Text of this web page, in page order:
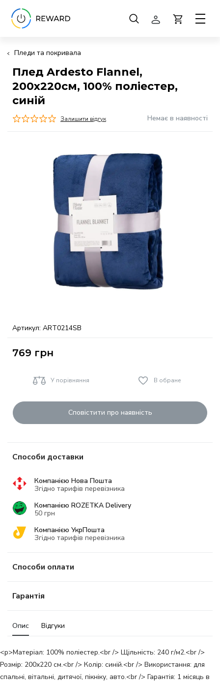
Пледи та покривала
Плед Ardesto Flannel,
200x220см, 100% поліестер,
синій
Залишити відгук Немає в наявності
Артикул: ART0214SB
769 грн
У порівняння В обране
Сповістити про наявність
Способи доставки
Компанією Нова Пошта
Згідно тарифів перевізника
Компанією ROZETKA Delivery
50 грн
Компанією УкрПошта
Згідно тарифів перевізника
Способи оплати
Гарантія
Опис Відгуки
<p>Матеріал: 100% поліестер.<br /> Щільність: 240 г/м2.<br />
Розмір: 200х220 см.<br /> Колір: синій.<br /> Використання: для
спальні, вітальні, дитячої, пікніку, авто.<br /> Гарантія: 1 місяць в